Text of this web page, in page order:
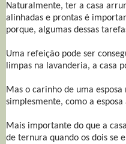
Naturalmente, ter a casa
alinhadas e prontas é
porque, algumas dessas
Uma refeição pode ser
limpas na lavanderia, a casa
Mas o carinho de uma esposa
simplesmente, como a
Mais importante do que a
de ternura quando os dois se